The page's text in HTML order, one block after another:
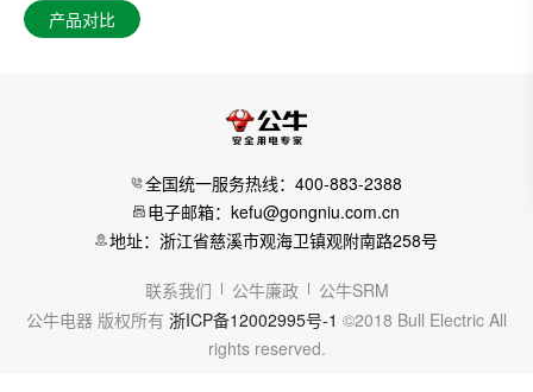
产品对比
全国统一服务热线：400-883-2388
电子邮箱：kefu@gongniu.com.cn
地址：浙江省慈溪市观海卫镇观附南路258号
联系我们 公牛廉政
公牛SRM
公牛电器 版权所有 浙ICP备12002995号-1 ©2018 Bull Electric All
rights reserved.